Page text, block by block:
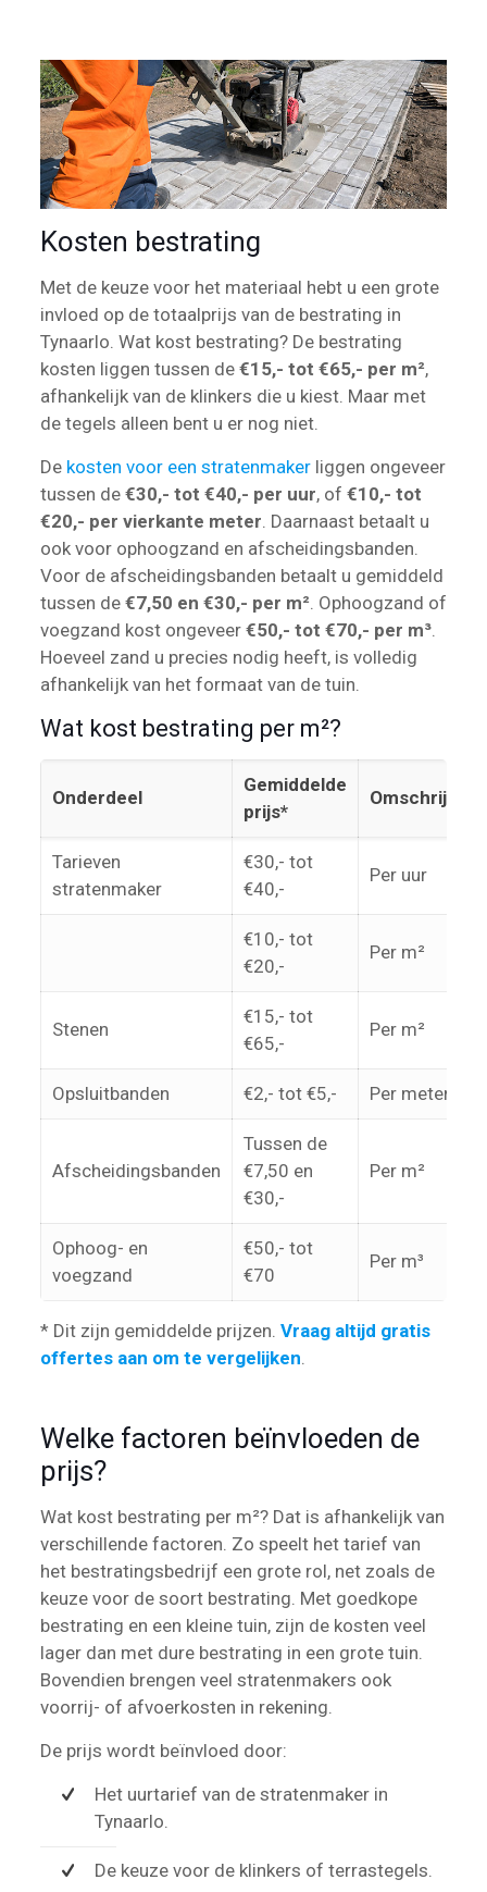
Kosten bestrating
Met de keuze voor het materiaal hebt u een grote
invloed op de totaalprijs van de bestrating in
Tynaarlo. Wat kost bestrating? De bestrating
kosten liggen tussen de €15,- tot €65,- per m²,
afhankelijk van de klinkers die u kiest. Maar met
de tegels alleen bent u er nog niet.
De kosten voor een stratenmakerliggen ongeveer
tussen de €30,- tot €40,- per uur, of €10,- tot
€20,- per vierkante meter. Daarnaast betaalt u
ook voor ophoogzand en afscheidingsbanden.
Voor de afscheidingsbanden betaalt u gemiddeld
tussen de €7,50 en €30,- per m². Ophoogzand of
voegzand kost ongeveer €50,- tot €70,- per m³.
Hoeveel zand u precies nodig heeft, is volledig
afhankelijk van het formaat van de tuin.
Wat kost bestrating per m²?
Onderdeel
Gemiddelde
prijs*
Omschrijving
Tarieven
stratenmaker
€30,- tot
€40,-
Per uur
€10,- tot
€20,-
Per m²
Stenen
€15,- tot
€65,-
Per m²
Opsluitbanden €2,- tot €5,- Per meter
Afscheidingsbanden
Tussen de
€7,50 en
€30,-
Per m²
Ophoog- en
voegzand
€50,- tot
€70
Per m³
* Dit zijn gemiddelde prijzen. Vraag altijd gratis
offertes aan om te vergelijken.
Welke factoren beïnvloeden de
prijs?
Wat kost bestrating per m²? Dat is afhankelijk van
verschillende factoren. Zo speelt het tarief van
het bestratingsbedrijf een grote rol, net zoals de
keuze voor de soort bestrating. Met goedkope
bestrating en een kleine tuin, zijn de kosten veel
lager dan met dure bestrating in een grote tuin.
Bovendien brengen veel stratenmakers ook
voorrij- of afvoerkosten in rekening.
De prijs wordt beïnvloed door:
Het uurtarief van de stratenmaker in
Tynaarlo.
De keuze voor de klinkers of terrastegels.